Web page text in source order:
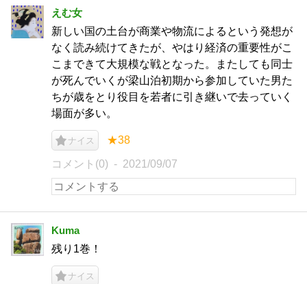
えむ女
新しい国の土台が商業や物流によるという発想が
なく読み続けてきたが、やはり経済の重要性がこ
こまできて大規模な戦となった。またしても同士
が死んでいくが梁山泊初期から参加していた男た
ちが歳をとり役目を若者に引き継いで去っていく
場面が多い。
ナイス ★38
コメント(0) 2021/09/07
Kuma
残り1巻！
ナイス